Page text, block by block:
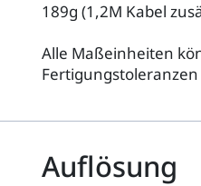
189g (1,2M Kabel
Alle Maßeinheiten
Auflösung